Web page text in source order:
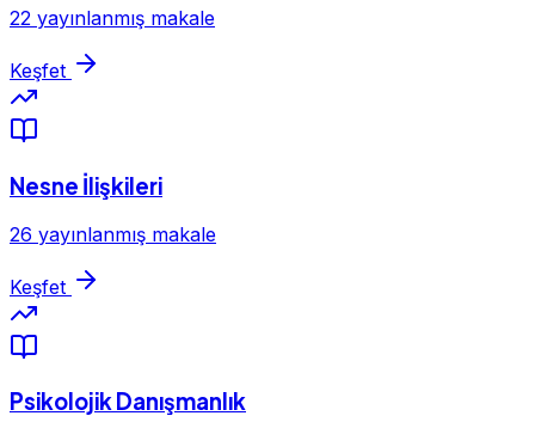
22 yayınlanmış makale
Keşfet
Nesne İlişkileri
26 yayınlanmış makale
Keşfet
Psikolojik Danışmanlık